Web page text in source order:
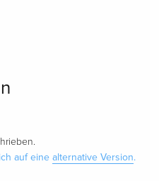
auf eine alternative Version.